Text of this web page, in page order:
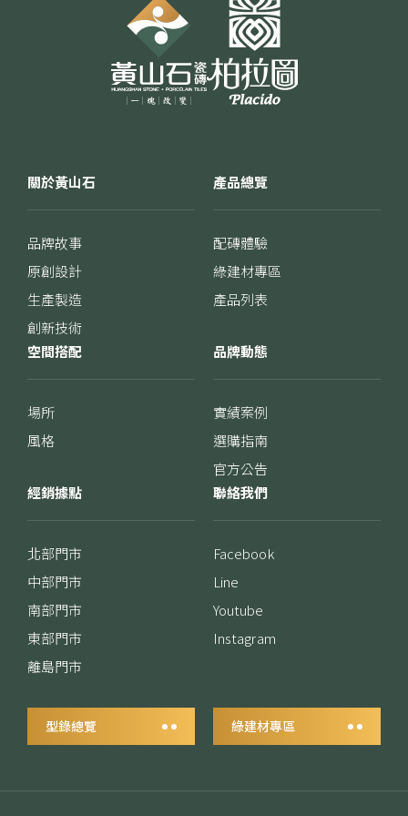
關於黃山石
品牌故事
原創設計
生產製造
創新技術
產品總覽
配磚體驗
綠建材專區
產品列表
空間搭配
場所
風格
品牌動態
實績案例
選購指南
官方公告
經銷據點
北部門市
中部門市
南部門市
東部門市
離島門市
聯絡我們
Facebook
Line
Youtube
Instagram
型錄總覽 綠建材專區